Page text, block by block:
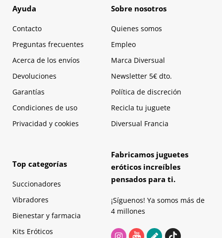
Ayuda
Contacto
Preguntas frecuentes
Acerca de los envíos
Devoluciones
Garantías
Condiciones de uso
Privacidad y cookies
Sobre nosotros
Quienes somos
Empleo
Marca Diversual
Newsletter 5€ dto.
Política de discreción
Recicla tu juguete
Diversual Francia
Top categorías
Succionadores
Vibradores
Bienestar y farmacia
Kits Eróticos
Fabricamos juguetes
eróticos increíbles
pensados para ti.
¡Síguenos! Ya somos más de
4 millones